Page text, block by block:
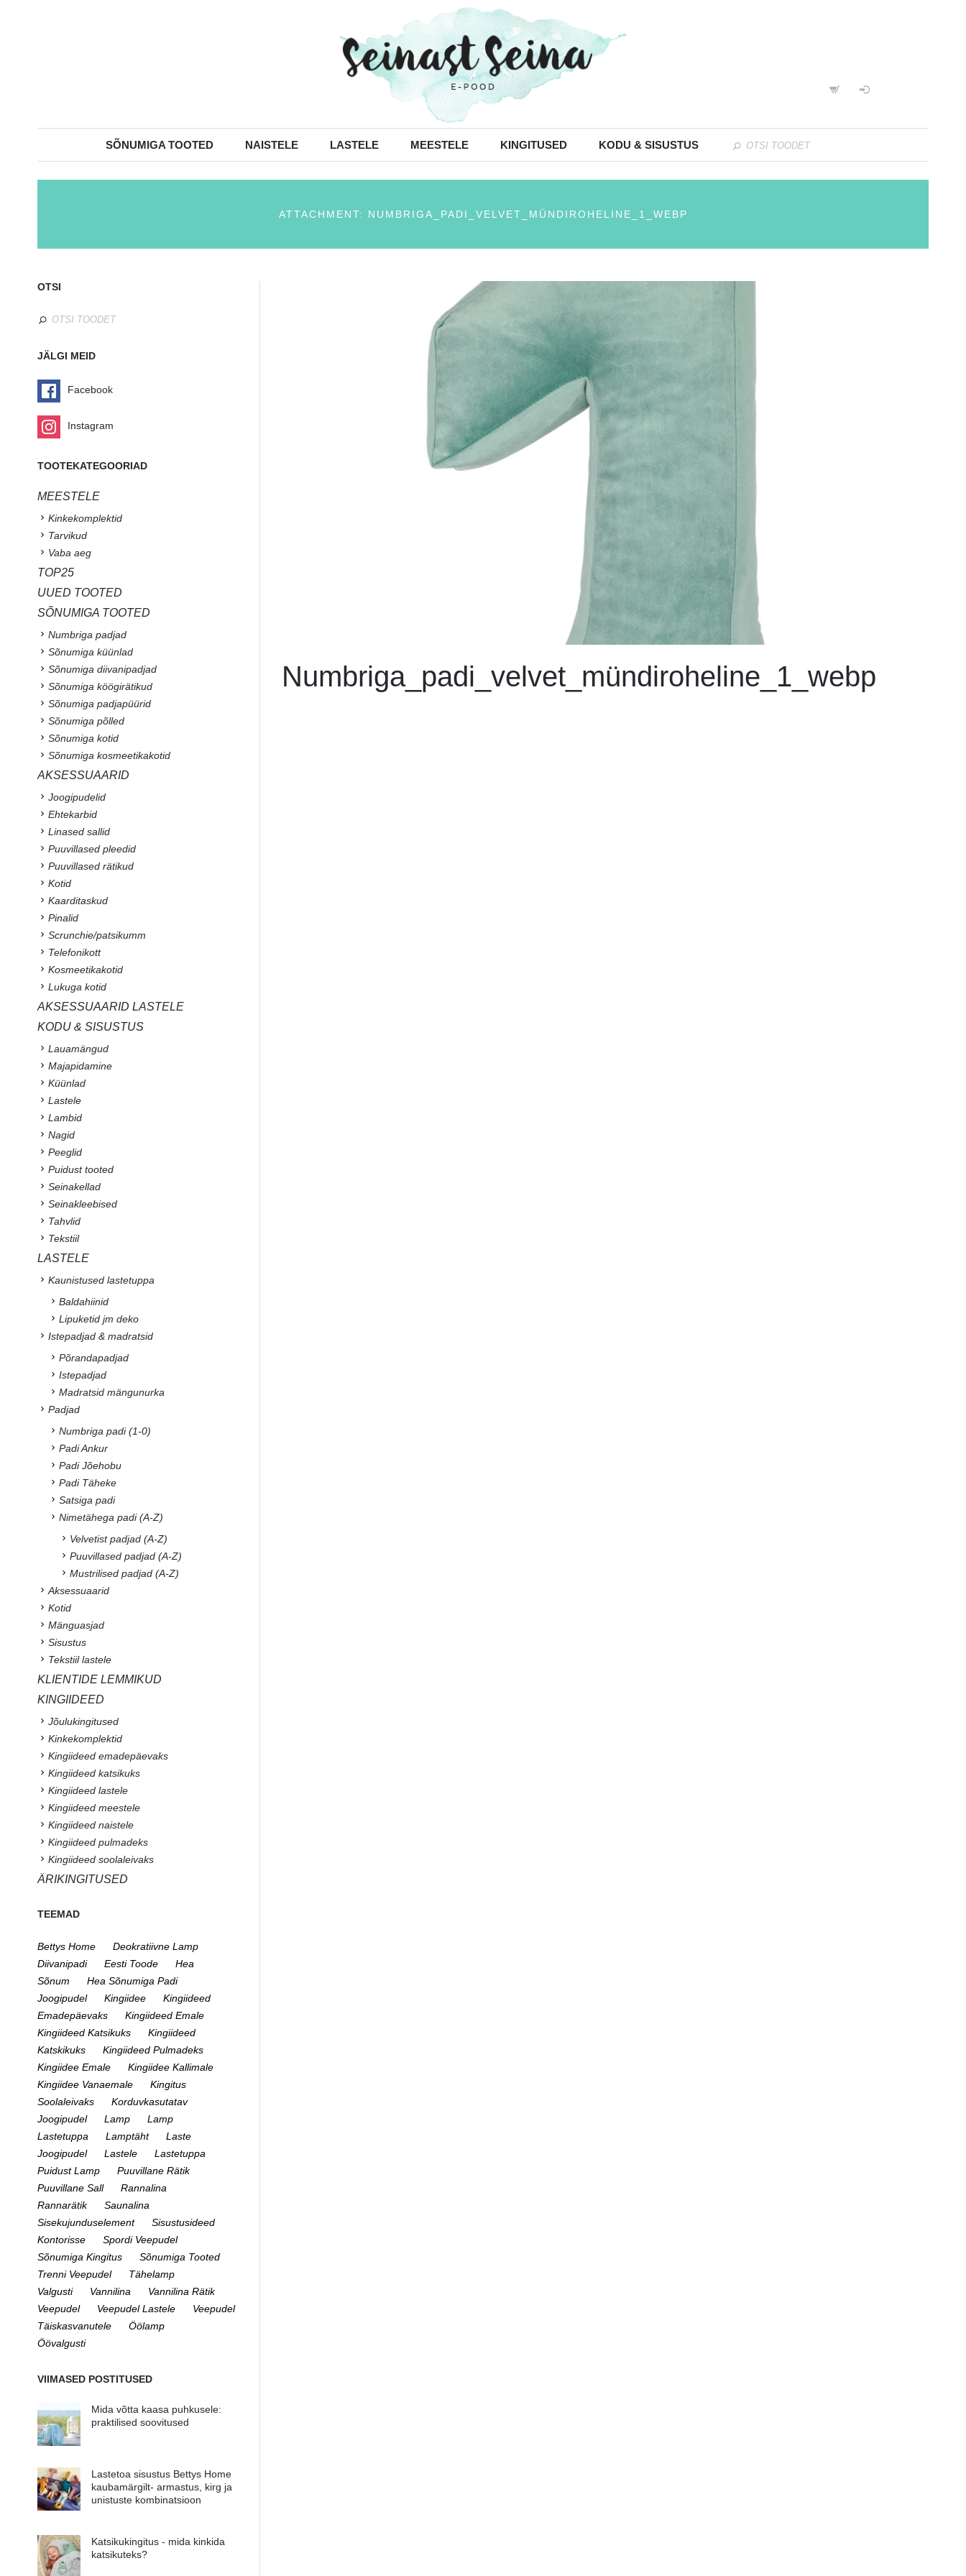
SÕNUMIGA TOOTED NAISTELE LASTELE MEESTELE KINGITUSED KODU & SISUSTUS
ATTACHMENT: NUMBRIGA_PADI_VELVET_MÜNDIROHELINE_1_WEBP
Numbriga_padi_velvet_mündiroheline_1_webp
OTSI
JÄLGI MEID
Facebook
Instagram
TOOTEKATEGOORIAD
MEESTELE
Kinkekomplektid
Tarvikud
Vaba aeg
TOP25
UUED TOOTED
SÕNUMIGA TOOTED
Numbriga padjad
Sõnumiga küünlad
Sõnumiga diivanipadjad
Sõnumiga köögirätikud
Sõnumiga padjapüürid
Sõnumiga põlled
Sõnumiga kotid
Sõnumiga kosmeetikakotid
AKSESSUAARID
Joogipudelid
Ehtekarbid
Linased sallid
Puuvillased pleedid
Puuvillased rätikud
Kotid
Kaarditaskud
Pinalid
Scrunchie/patsikumm
Telefonikott
Kosmeetikakotid
Lukuga kotid
AKSESSUAARID LASTELE
KODU & SISUSTUS
Lauamängud
Majapidamine
Küünlad
Lastele
Lambid
Nagid
Peeglid
Puidust tooted
Seinakellad
Seinakleebised
Tahvlid
Tekstiil
LASTELE
Kaunistused lastetuppa
Baldahiinid
Lipuketid jm deko
Istepadjad & madratsid
Põrandapadjad
Istepadjad
Madratsid mängunurka
Padjad
Numbriga padi (1-0)
Padi Ankur
Padi Jõehobu
Padi Täheke
Satsiga padi
Nimetähega padi (A-Z)
Velvetist padjad (A-Z)
Puuvillased padjad (A-Z)
Mustrilised padjad (A-Z)
Aksessuaarid
Kotid
Mänguasjad
Sisustus
Tekstiil lastele
KLIENTIDE LEMMIKUD
KINGIIDEED
Jõulukingitused
Kinkekomplektid
Kingiideed emadepäevaks
Kingiideed katsikuks
Kingiideed lastele
Kingiideed meestele
Kingiideed naistele
Kingiideed pulmadeks
Kingiideed soolaleivaks
ÄRIKINGITUSED
TEEMAD
Bettys Home
Deokratiivne Lamp
Diivanipadi
Eesti Toode
Hea
Sõnum
Hea Sõnumiga Padi
Joogipudel
Kingiidee
Kingiideed
Emadepäevaks
Kingiideed Emale
Kingiideed Katsikuks
Kingiideed
Katskikuks
Kingiideed Pulmadeks
Kingiidee Emale
Kingiidee Kallimale
Kingiidee Vanaemale
Kingitus
Soolaleivaks
Korduvkasutatav
Joogipudel
Lamp
Lamp
Lastetuppa
Lamptäht
Laste
Joogipudel
Lastele
Lastetuppa
Puidust Lamp
Puuvillane Rätik
Puuvillane Sall
Rannalina
Rannarätik
Saunalina
Sisekujunduselement
Sisustusideed
Kontorisse
Spordi Veepudel
Sõnumiga Kingitus
Sõnumiga Tooted
Trenni Veepudel
Tähelamp
Valgusti
Vannilina
Vannilina Rätik
Veepudel
Veepudel Lastele
Veepudel
Täiskasvanutele
Öölamp
Öövalgusti
VIIMASED POSTITUSED
Mida võtta kaasa puhkusele:
praktilised soovitused
Lastetoa sisustus Bettys Home
kaubamärgilt- armastus, kirg ja
unistuste kombinatsioon
Katsikukingitus - mida kinkida
katsikuteks?